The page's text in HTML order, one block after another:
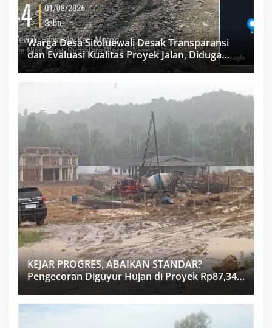
Warga Desa Sitoluewali Desak Transparansi
dan Evaluasi Kualitas Proyek Jalan, Diduga
Minim Informasi
KEJAR PROGRES, ABAIKAN STANDAR?
Pengecoran Diguyur Hujan di Proyek Rp87,34
Miliar Sukma Nias, Konsultan, Pengawas dan
PPK Bungkam